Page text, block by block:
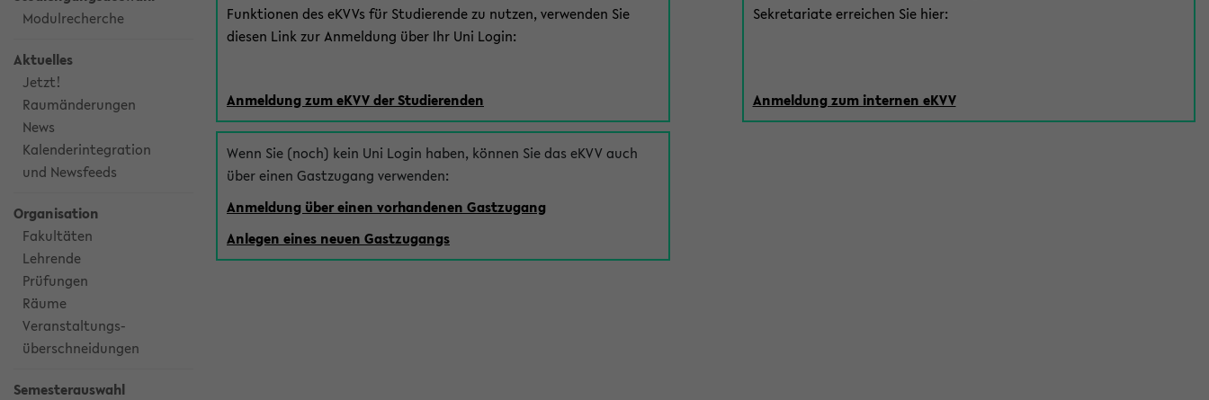
Modulrecherche
Aktuelles
Jetzt!
Raumänderungen
News
Kalenderintegration
und Newsfeeds
Organisation
Fakultäten
Lehrende
Prüfungen
Räume
Veranstaltungs-
überschneidungen
Semesterauswahl
Funktionen des eKVVs für Studierende zu nutzen, verwenden Sie
diesen Link zur Anmeldung über Ihr Uni Login:
Anmeldung zum eKVV der Studierenden
Wenn Sie (noch) kein Uni Login haben, können Sie das eKVV auch
über einen Gastzugang verwenden:
Anmeldung über einen vorhandenen Gastzugang
Anlegen eines neuen Gastzugangs
Sekretariate erreichen Sie hier:
Anmeldung zum internen eKVV